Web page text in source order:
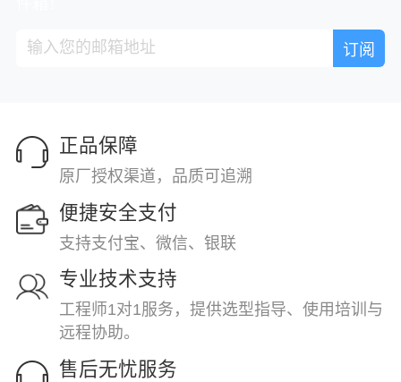
正品保障
原厂授权渠道，品质可追溯
便捷安全支付
支持支付宝、微信、银联
专业技术支持
工程师1对1服务，提供选型指导、使用培训与
远程协助。
售后无忧服务